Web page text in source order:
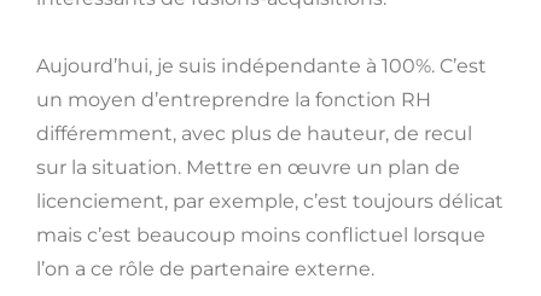
Aujourd’hui, je suis indépendante à 100%. C’est
un moyen d’entreprendre la fonction RH
différemment, avec plus de hauteur, de recul
sur la situation. Mettre en œuvre un plan de
licenciement, par exemple, c’est toujours délicat
mais c’est beaucoup moins conflictuel lorsque
l’on a ce rôle de partenaire externe.